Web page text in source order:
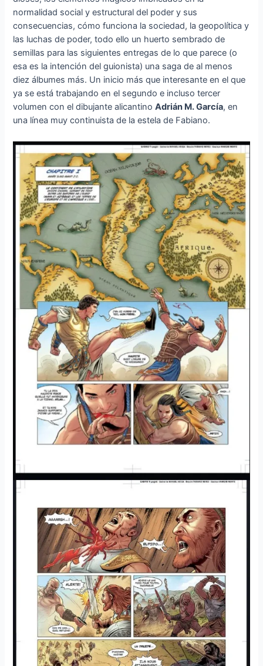
normalidad social y estructural del poder y sus
consecuencias, cómo funciona la sociedad, la geopolítica y
las luchas de poder, todo ello un huerto sembrado de
semillas para las siguientes entregas de lo que parece (o
esa es la intención del guionista) una saga de al menos
diez álbumes más. Un inicio más que interesante en el que
ya se está trabajando en el segundo e incluso tercer
volumen con el dibujante alicantinoAdrián M. García, en
una línea muy continuista de la estela de Fabiano.